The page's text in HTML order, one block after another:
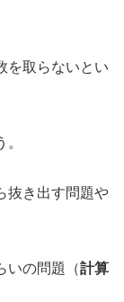
を取らないとい
抜き出す問題や
いの問題（計算